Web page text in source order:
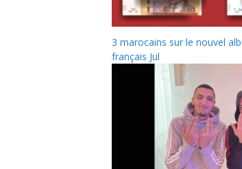
3 marocains sur le nouvel
français Jul